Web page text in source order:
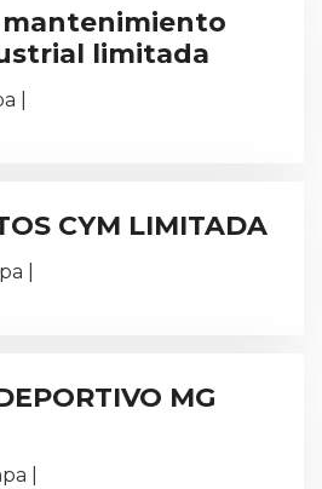
mantenimiento
limitada
|
CYM LIMITADA
|
MG
|